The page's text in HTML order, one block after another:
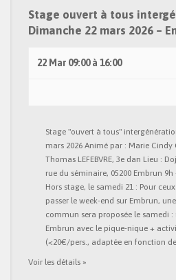
Stage ouvert à tous
Dimanche 22 mars 2026 –
22 Mar 09:00à 16:00
Stage "ouvert à tous"
mars 2026 Animé par : Marie Cindy
Thomas LEFEBVRE, 3e dan Lieu :
rue du séminaire, 05200 Embrun 9h
Hors stage, le samedi 21 : Pour
passer le week-end sur Embrun,
commun sera proposée le samedi :
Embrun avec le pique-nique +
(<20€/pers., adaptée en fonction de
Voir les détails »